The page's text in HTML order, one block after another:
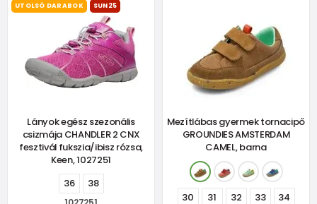
UTOLSÓ DARABOK
SUN25
Lányok egész szezonális
csizmája CHANDLER 2 CNX
fesztivál fukszia/ibisz rózsa,
Keen, 1027251
36
38
Mezítlábas gyermek tornacipő
GROUNDIES AMSTERDAM
CAMEL, barna
30 31 32 33
34